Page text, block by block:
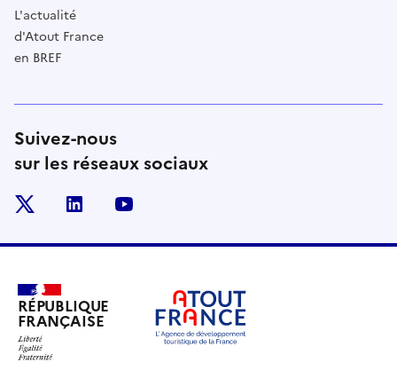
L'actualité
d'Atout France
en BREF
Suivez-nous
sur les réseaux sociaux
linkedin
RÉPUBLIQUE
FRANÇAISE